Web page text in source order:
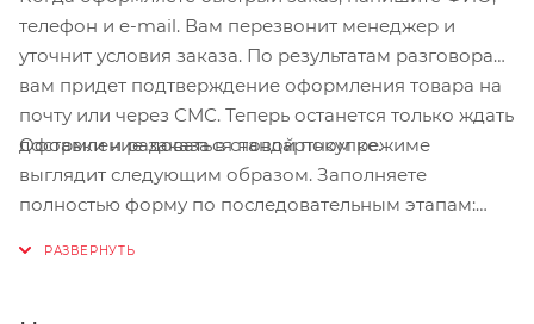
телефон и e-mail. Вам перезвонит менеджер и
уточнит условия заказа. По результатам разговора
вам придет подтверждение оформления товара на
почту или через СМС. Теперь останется только ждать
доставки и радоваться новой покупке.
Оформление заказа в стандартном режиме
выглядит следующим образом. Заполняете
полностью форму по последовательным этапам: